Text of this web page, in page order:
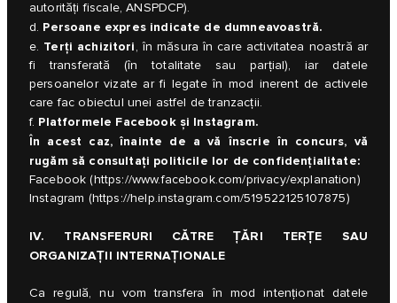
autorități fiscale, ANSPDCP).
d. Persoane expres indicate de dumneavoastră.
e. Terți achizitori, în măsura în care activitatea noastră ar
fi transferată (în totalitate sau parțial), iar datele
persoanelor vizate ar fi legate în mod inerent de activele
care fac obiectul unei astfel de tranzacții.
f. Platformele Facebook și Instagram.
În acest caz, înainte de a vă înscrie în concurs, vă
rugăm să consultați politicile lor de confidențialitate:
Facebook (https://www.facebook.com/privacy/explanation)
Instagram (https://help.instagram.com/519522125107875)
IV. TRANSFERURI CĂTRE ȚĂRI TERȚE SAU
ORGANIZAȚII INTERNAȚIONALE
Ca regulă, nu vom transfera în mod intenționat datele